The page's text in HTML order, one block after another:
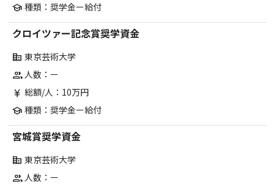
school 種類：奨学金ー給付
クロイツァー記念賞奨学資金
corporate_fare 東京芸術大学
group人数：ー
currency_yen 総額/人：10万円
school 種類：奨学金ー給付
宮城賞奨学資金
corporate_fare 東京芸術大学
group人数：ー